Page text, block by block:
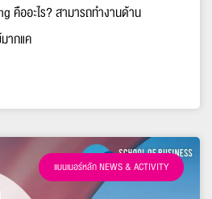
คืออะไร? สามารถทำงานด้าน
ากแค
แบนเนอร์หลัก NEWS & ACTIVITY